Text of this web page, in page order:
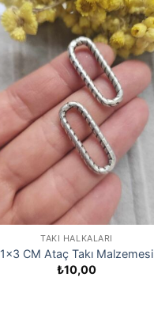
TAKI HALKALARI
1×3 CM Ataç Takı Malzemesi
₺10,00